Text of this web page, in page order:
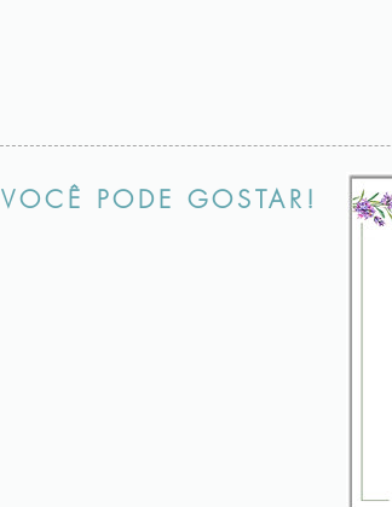
VOCÊ PODE GOSTAR!